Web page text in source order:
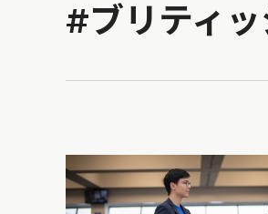
#ブリティ